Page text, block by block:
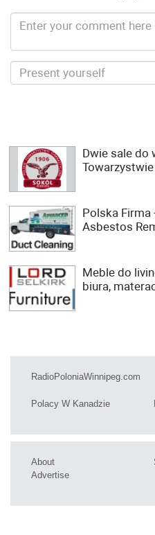
Dwie sale do
Polska Firma
Asbestos
Meble do
biura,
RadioPoloniaWinnipeg.com
Polacy W Kanadzie
About
Advertise